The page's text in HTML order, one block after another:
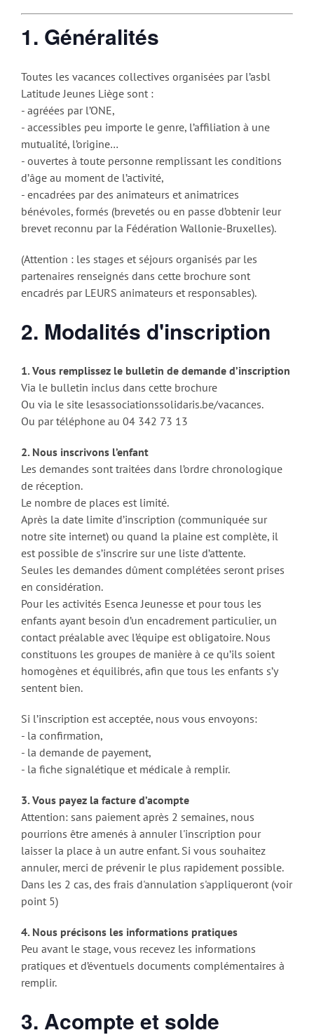
1. Généralités
Toutes les vacances collectives organisées par l’asbl
Latitude Jeunes Liège sont :
- agréées par l’ONE,
- accessibles peu importe le genre, l’affiliation à une
mutualité, l’origine…
- ouvertes à toute personne remplissant les conditions
d’âge au moment de l’activité,
- encadrées par des animateurs et animatrices
bénévoles, formés (brevetés ou en passe d’obtenir leur
brevet reconnu par la Fédération Wallonie-Bruxelles).
(Attention : les stages et séjours organisés par les
partenaires renseignés dans cette brochure sont
encadrés par LEURS animateurs et responsables).
2. Modalités d'inscription
1. Vous remplissez le bulletin de demande d’inscription
Via le bulletin inclus dans cette brochure
Ou via le site lesassociationssolidaris.be/vacances.
Ou par téléphone au 04 342 73 13
2. Nous inscrivons l’enfant
Les demandes sont traitées dans l’ordre chronologique
de réception.
Le nombre de places est limité.
Après la date limite d’inscription (communiquée sur
notre site internet) ou quand la plaine est complète, il
est possible de s’inscrire sur une liste d’attente.
Seules les demandes dûment complétées seront prises
en considération.
Pour les activités Esenca Jeunesse et pour tous les
enfants ayant besoin d’un encadrement particulier, un
contact préalable avec l’équipe est obligatoire. Nous
constituons les groupes de manière à ce qu’ils soient
homogènes et équilibrés, afin que tous les enfants s’y
sentent bien.
Si l’inscription est acceptée, nous vous envoyons:
- la confirmation,
- la demande de payement,
- la fiche signalétique et médicale à remplir.
3. Vous payez la facture d’acompte
Attention: sans paiement après 2 semaines, nous
pourrions être amenés à annuler l'inscription pour
laisser la place à un autre enfant. Si vous souhaitez
annuler, merci de prévenir le plus rapidement possible.
Dans les 2 cas, des frais d'annulation s'appliqueront (voir
point 5)
4. Nous précisons les informations pratiques
Peu avant le stage, vous recevez les informations
pratiques et d’éventuels documents complémentaires à
remplir.
3. Acompte et solde